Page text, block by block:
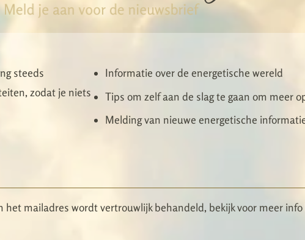
Meld je aan voor de nieuwsbrief
steeds
zodat je niets
Informatie over de energetische wereld
Tips om zelf aan de slag te gaan om meer
Melding van nieuwe energetische
het mailadres wordt vertrouwlijk behandeld, bekijk voor meer